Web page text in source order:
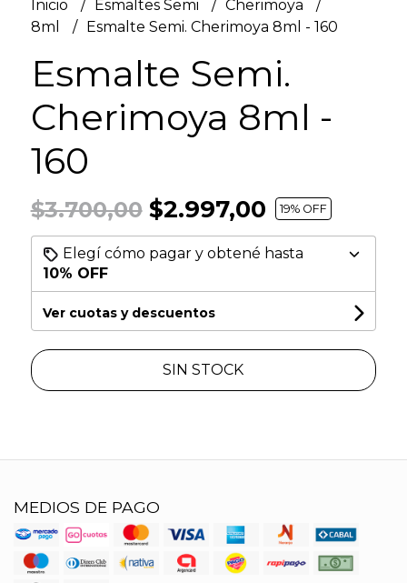
Inicio Esmaltes Semi
Cherimoya
8ml
Esmalte Semi. Cherimoya 8ml - 160
Esmalte Semi.
Cherimoya 8ml -
160
$3.700,00$2.997,00 19% OFF
Elegí cómo pagar y obtené hasta
10% OFF
Ver cuotas y descuentos
SIN STOCK
MEDIOS DE PAGO